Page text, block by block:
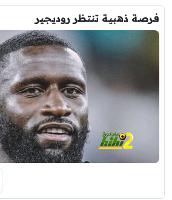
فرصة ذهبية تنتظر روديجير